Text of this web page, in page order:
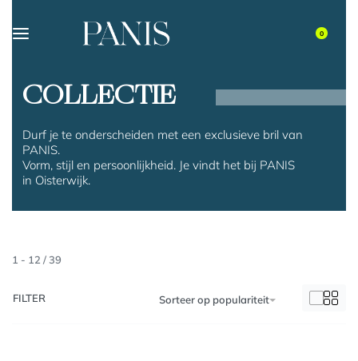
0
COLLECTIE
Durf je te onderscheiden met een exclusieve bril van
PANIS.
Vorm, stijl en persoonlijkheid. Je vindt het bij PANIS
in Oisterwijk.
1 - 12 /39
Sorteer op populariteit
FILTER